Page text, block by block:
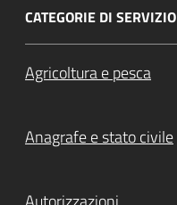
CATEGORIE DI SERVIZIO
Agricoltura e pesca
Anagrafe e stato civile